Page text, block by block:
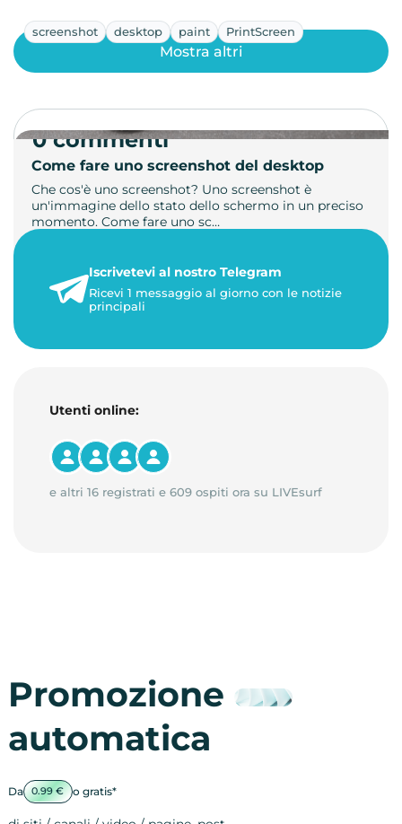
screenshot desktop paint PrintScreen
Come fare uno screenshot del desktop
Che cos'è uno screenshot? Uno screenshot è
un'immagine dello stato dello schermo in un preciso
momento. Come fare uno sc…
1 minuto di lettura
Mostra altri
0 commenti
Iscrivetevi al nostro Telegram
Ricevi 1 messaggio al giorno con le notizie
principali
Utenti online:
e altri 16 registrati e 609 ospiti ora su LIVEsurf
Promozione
automatica
Da 0.99 € o gratis*